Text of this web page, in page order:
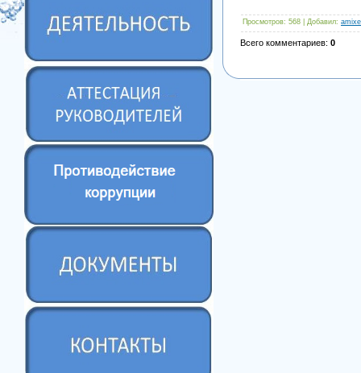
Просмотров: 568 | Добавил:
Всего комментариев: 0